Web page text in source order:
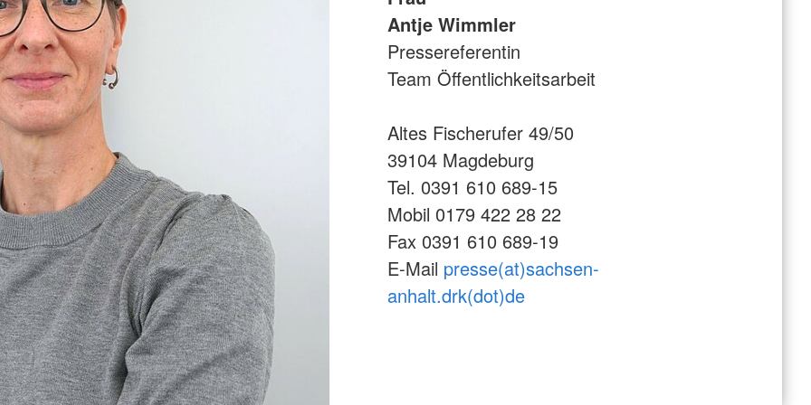
Antje Wimmler
Pressereferentin
Team Öffentlichkeitsarbeit
Altes Fischerufer 49/50
39104 Magdeburg
Tel. 0391 610 689-15
Mobil 0179 422 28 22
Fax 0391 610 689-19
E-Mail presse(at)sachsen-
anhalt.drk(dot)de